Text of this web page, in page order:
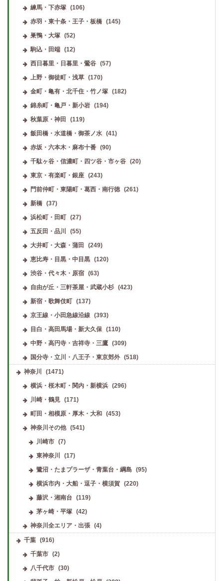
練馬・下赤塚
(106)
赤羽・東十条・王子・板橋
(145)
巣鴨・大塚
(52)
駒込・田端
(12)
西日暮里・日暮里・鶯谷
(57)
上野・御徒町・浅草
(170)
金町・亀有・北千住・竹ノ塚
(182)
錦糸町・亀戸・新小岩
(194)
秋葉原・神田
(119)
飯田橋・水道橋・御茶ノ水
(41)
赤坂・六本木・麻布十番
(90)
千駄ヶ谷・信濃町・四ツ谷・市ヶ谷
(20)
東京・有楽町・銀座
(243)
門前仲町・東陽町・葛西・南行徳
(261)
新橋
(37)
浜松町・田町
(27)
五反田・品川
(55)
大井町・大森・蒲田
(249)
恵比寿・目黒・中目黒
(120)
渋谷・代々木・原宿
(63)
自由が丘・三軒茶屋・武蔵小杉
(423)
新宿・歌舞伎町
(137)
京王線・小田急線沿線
(393)
目白・高田馬場・新大久保
(110)
中野・高円寺・吉祥寺・三鷹
(309)
国分寺・立川・八王子・東京郊外
(518)
神奈川
(1471)
横浜・桜木町・関内・新横浜
(296)
川崎・鶴見
(171)
町田・相模原・厚木・大和
(453)
神奈川その他
(541)
川崎市 (7)
東神奈川
(17)
鷺沼・たまプラーザ・青葉台・綱島 (95)
横浜市内・大船・逗子・横須賀 (220)
藤沢・湘南台 (119)
茅ヶ崎・平塚 (42)
神奈川全エリア・出張
(4)
千葉 (916)
千葉市
(2)
八千代市
(30)